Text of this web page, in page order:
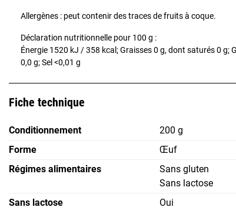
Allergènes : peut contenir des traces de fruits à coque.
Déclaration nutritionnelle pour 100 g :
Énergie 1520 kJ / 358 kcal; Graisses 0 g, dont saturés 0 g;
0,0 g; Sel <0,01 g
Fiche technique
Conditionnement
200 g
Forme
Œuf
Régimes alimentaires
Sans gluten
Sans lactose
Sans lactose
Oui